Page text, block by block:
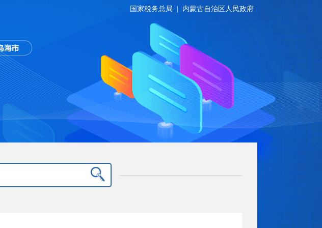
国家税务总局 内蒙古自治区人民政府